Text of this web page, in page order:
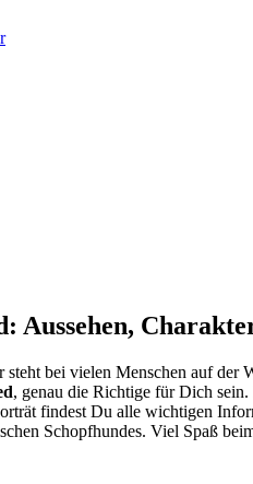
Aus­se­hen,
bei vie­len Men­schen auf der
, genau die Rich­ti­ge für Dich
fin­dest Du alle wich­ti­gen
Schopf­hun­des. Viel Spaß